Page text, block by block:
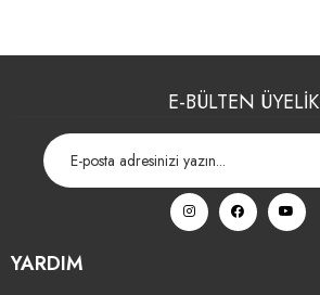
YARDIM
E-BÜLTEN ÜYELİK